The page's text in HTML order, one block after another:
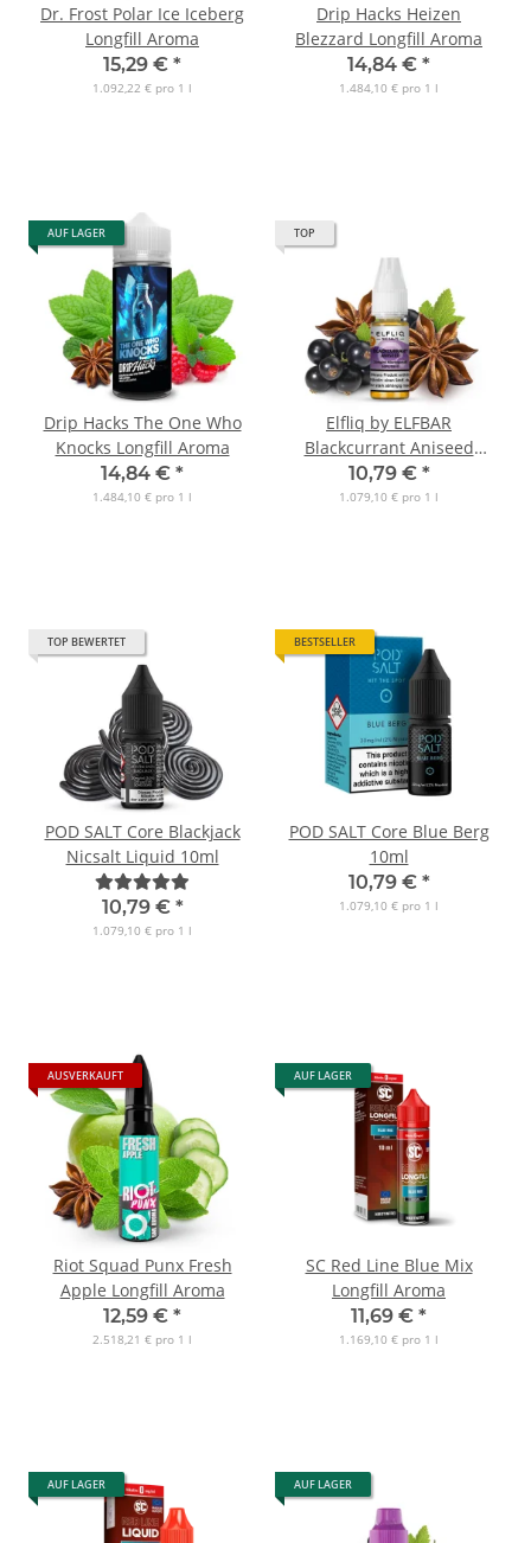
Dr. Frost Polar Ice Iceberg
Longfill Aroma
15,29 € *
1.092,22 € pro 1 l
Drip Hacks Heizen
Blezzard Longfill Aroma
14,84 € *
1.484,10 € pro 1 l
AUF LAGER
Drip Hacks The One Who
Knocks Longfill Aroma
14,84 € *
1.484,10 € pro 1 l
TOP
Elfliq by ELFBAR
Blackcurrant Aniseed
Nicsalt Liquid
10,79 € *
1.079,10 € pro 1 l
TOP BEWERTET
POD SALT Core Blackjack
Nicsalt Liquid 10ml
10,79 € *
1.079,10 € pro 1 l
BESTSELLER
POD SALT Core Blue Berg
10ml
10,79 € *
1.079,10 € pro 1 l
AUSVERKAUFT
Riot Squad Punx Fresh
Apple Longfill Aroma
12,59 € *
2.518,21 € pro 1 l
AUF LAGER
SC Red Line Blue Mix
Longfill Aroma
11,69 € *
1.169,10 € pro 1 l
AUF LAGER AUF LAGER